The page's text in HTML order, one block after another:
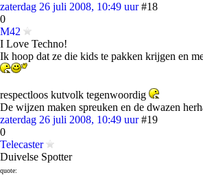
zaterdag 26 juli 2008, 10:49 uur #18
0
M42
I Love Techno!
Ik hoop dat ze die kids te pakken krijgen en
respectloos kutvolk tegenwoordig
De wijzen maken spreuken en de dwazen
zaterdag 26 juli 2008, 10:49 uur #19
0
Telecaster
Duivelse Spotter
quote: